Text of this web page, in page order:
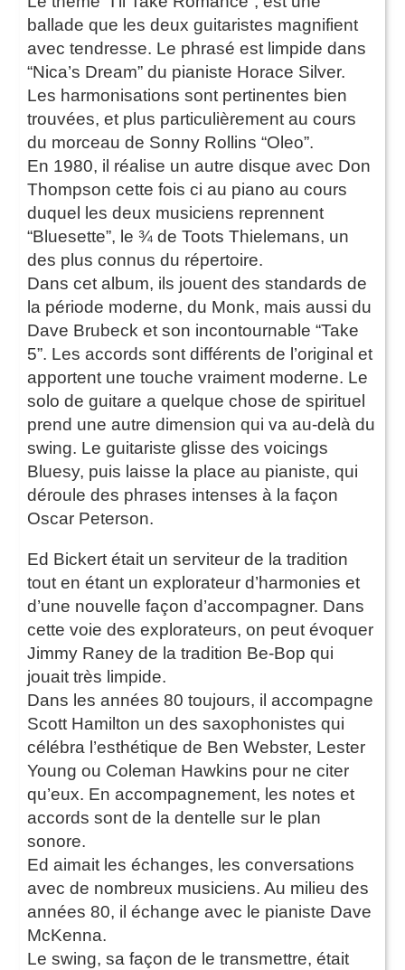
ballade que les deux guitaristes magnifient
avec tendresse. Le phrasé est limpide dans
“Nica’s Dream” du pianiste Horace Silver.
Les harmonisations sont pertinentes bien
trouvées, et plus particulièrement au cours
du morceau de Sonny Rollins “Oleo”.
En 1980, il réalise un autre disque avec Don
Thompson cette fois ci au piano au cours
duquel les deux musiciens reprennent
“Bluesette”, le ¾ de Toots Thielemans, un
des plus connus du répertoire.
Dans cet album, ils jouent des standards de
la période moderne, du Monk, mais aussi du
Dave Brubeck et son incontournable “Take
5”. Les accords sont différents de l’original et
apportent une touche vraiment moderne. Le
solo de guitare a quelque chose de spirituel
prend une autre dimension qui va au-delà du
swing. Le guitariste glisse des voicings
Bluesy, puis laisse la place au pianiste, qui
déroule des phrases intenses à la façon
Oscar Peterson.
Ed Bickert était un serviteur de la tradition
tout en étant un explorateur d’harmonies et
d’une nouvelle façon d’accompagner. Dans
cette voie des explorateurs, on peut évoquer
Jimmy Raney de la tradition Be-Bop qui
jouait très limpide.
Dans les années 80 toujours, il accompagne
Scott Hamilton un des saxophonistes qui
célébra l’esthétique de Ben Webster, Lester
Young ou Coleman Hawkins pour ne citer
qu’eux. En accompagnement, les notes et
accords sont de la dentelle sur le plan
sonore.
Ed aimait les échanges, les conversations
avec de nombreux musiciens. Au milieu des
années 80, il échange avec le pianiste Dave
McKenna.
Le swing, sa façon de le transmettre, était